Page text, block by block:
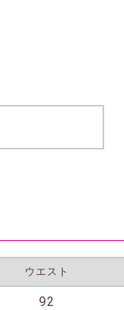
ウエスト
92